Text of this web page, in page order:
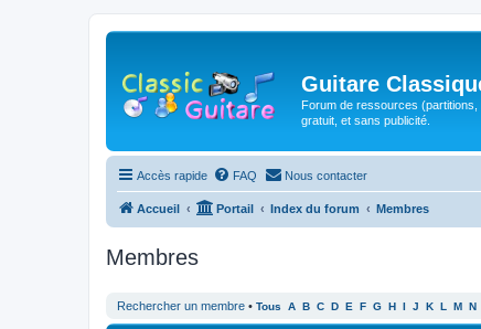
Guitare
Forum de ressources
gratuit, et sans publicité.
Accès rapide FAQ Nous contacter
Accueil Portail Index du forum Membres
Membres
Rechercher un membre • Tous A B C D E F G H I J K L M N